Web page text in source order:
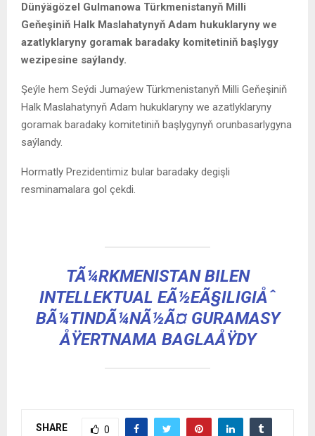
Dünýägözel Gulmanowa Türkmenistanyň Milli
Geňeşiniň Halk Maslahatynyň Adam hukuklaryny we
azatlyklaryny goramak baradaky komitetiniň başlygy
wezipesine saýlandy.
Şeýle hem Seýdi Jumaýew Türkmenistanyň Milli Geňeşiniň
Halk Maslahatynyň Adam hukuklaryny we azatlyklaryny
goramak baradaky komitetiniň başlygynyň orunbasarlygyna
saýlandy.
Hormatly Prezidentimiz bular baradaky degişli
resminamalara gol çekdi.
TÃ¼RKMENISTAN BILEN
INTELLEKTUAL EÃ½EÃ§ILIGIÅˆ
BÃ¼TINDÃ¼NÃ½Ã¤ GURAMASY
ÅŸERTNAMA BAGLAÅŸDY
SHARE 0